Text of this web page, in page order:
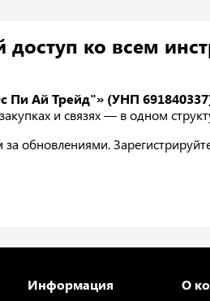
ко всем
Пи Ай Трейд"» (УНП
и связях — в одном
обновлениями.
Информация
О